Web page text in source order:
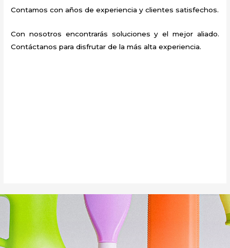
Contamos con años de experiencia y clientes satisfechos.
Con nosotros encontrarás soluciones y el mejor aliado.
Contáctanos para disfrutar de la más alta experiencia.